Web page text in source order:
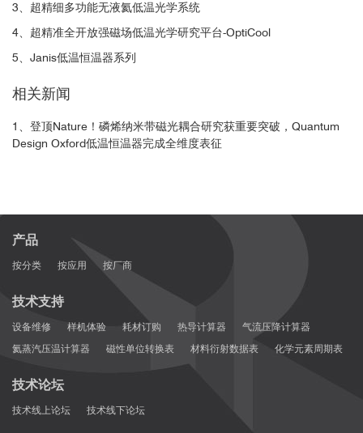
3、超精细多功能无液氦低温光学系统
4、超精准全开放强磁场低温光学研究平台-OptiCool
5、Janis低温恒温器系列
相关新闻
1、登顶Nature！磷烯纳米带磁光耦合研究获重要突破，Quantum
Design Oxford低温恒温器完成全维度表征
产品
按分类 按应用 按厂商
技术支持
设备维修 样机体验 耗材订购 热导计算器
气流压降计算器
氦蒸汽压温计算器
磁性单位转换表 材料衍射数据表 化学元素周期表
技术论坛
技术线上论坛 技术线下论坛